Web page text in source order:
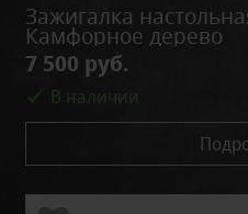
Зажигалка
Камфорное дерево
7 500 руб.
В наличии